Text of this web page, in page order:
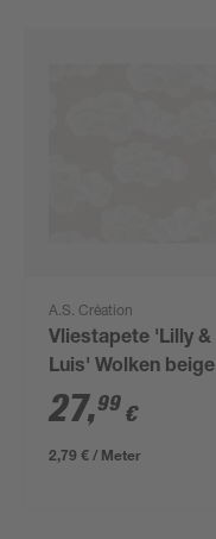
A.S. Création
Vliestapete 'Lilly &
Luis' Wolken beige
0,53 x 10,05 m
27,99 €
2,79 € / Meter